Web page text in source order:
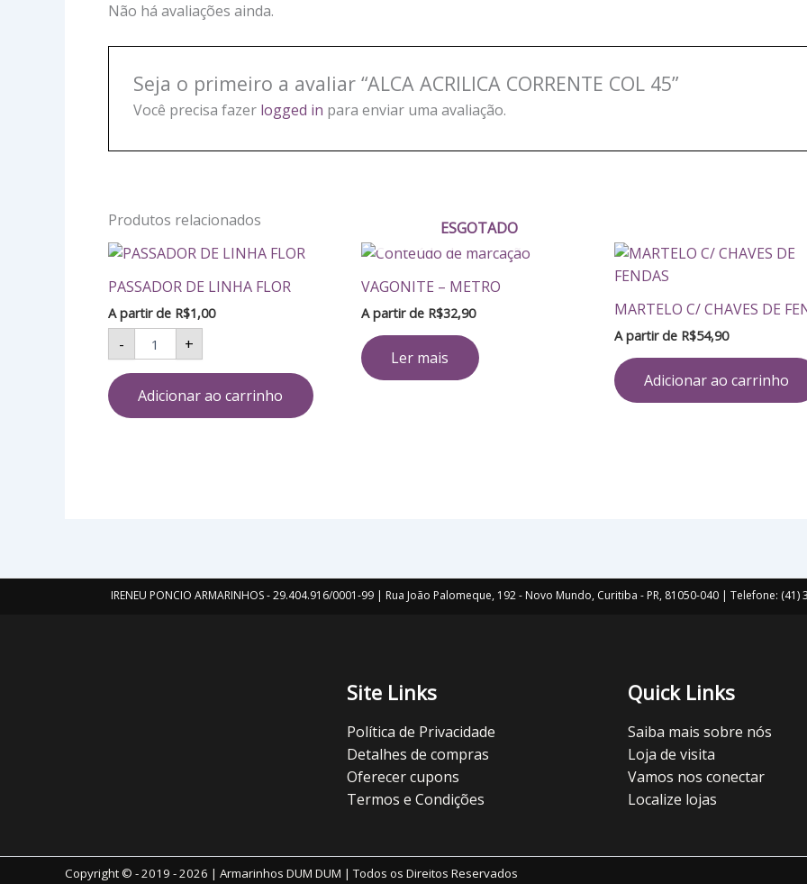
Não há avaliações ainda.
Seja o primeiro a avaliar “ALCA ACRILICA CORRENTE COL 45”
Você precisa fazer logged in para enviar uma avaliação.
Produtos relacionados
PASSADOR DE LINHA FLOR
A partir de R$1,00
-
PASSADOR
LINHA
FLOR
quantidade
+
Adicionar ao carrinho
ESGOTADO
VAGONITE – METRO
A partir de R$32,90
Ler mais
MARTELO C/ CHAVES DE
A partir de R$54,90
Adicionar ao carrinho
IRENEU PONCIO ARMARINHOS - 29.404.916/0001-99 | Rua João Palomeque, 192 - Novo Mundo, Curitiba - PR, 81050-040 | Telefone:
Site Links
Política de Privacidade
Detalhes de compras
Oferecer cupons
Termos e Condições
Quick Links
Saiba mais sobre nós
Loja de visita
Vamos nos conectar
Localize lojas
Copyright © - 2019 - 2026 | Armarinhos DUM DUM | Todos os Direitos Reservados